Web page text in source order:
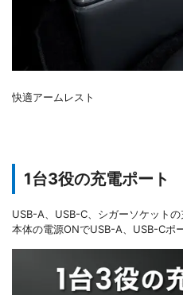
快適アームレスト
1台3役の充電ポート
USB-A、USB-C、シガーソケットの
本体の電源ONでUSB-A、USB-Cポ